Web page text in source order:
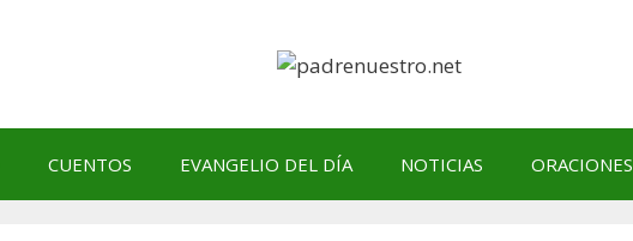
CUENTOS EVANGELIO DEL DÍA NOTICIAS ORACIONES